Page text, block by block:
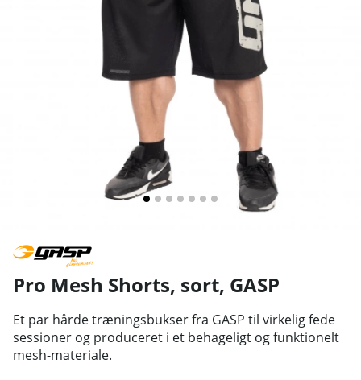
Pro Mesh Shorts, sort, GASP
Et par hårde træningsbukser fra GASP til virkelig fede
sessioner og produceret i et behageligt og funktionelt
mesh-materiale.